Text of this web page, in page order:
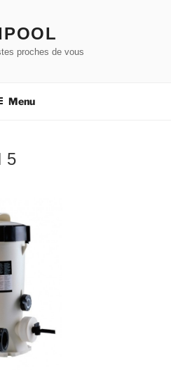
proches de vous
Menu
5